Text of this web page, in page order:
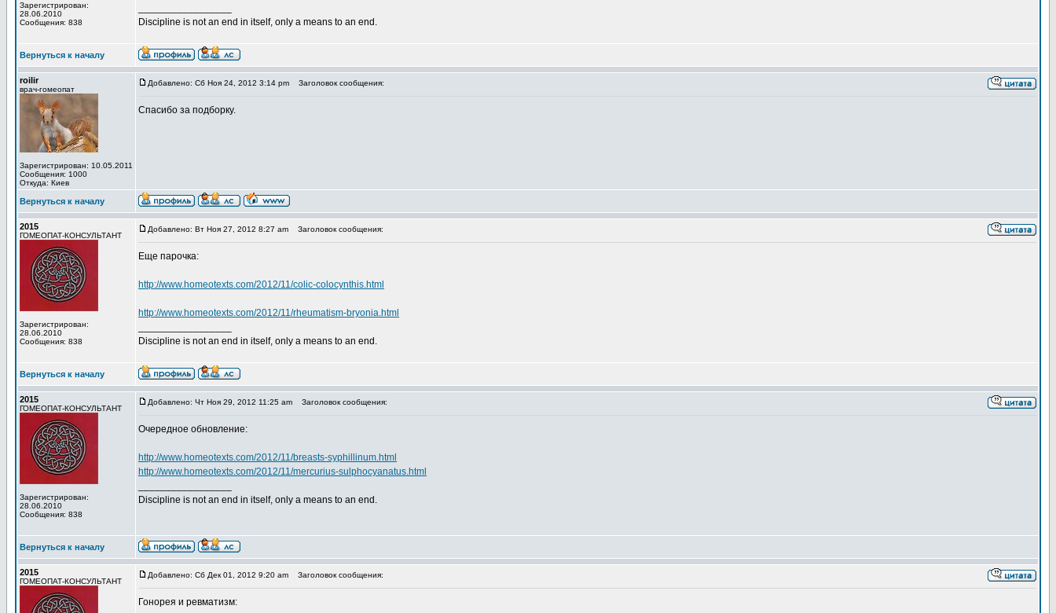
Зарегистрирован:
28.06.2010
Сообщения: 838
Discipline is not an end in itself, only a means to an end.
Вернуться к началу
roilir
врач-гомеопат
Зарегистрирован: 10.05.2011
Сообщения: 1000
Откуда: Киев
Добавлено: Сб Ноя 24, 2012 3:14 pm Заголовок сообщения:
Спасибо за подборку.
Вернуться к началу
2015
ГОМЕОПАТ-КОНСУЛЬТАНТ
Зарегистрирован:
28.06.2010
Сообщения: 838
Добавлено: Вт Ноя 27, 2012 8:27 am Заголовок сообщения:
Еще парочка:
http://www.homeotexts.com/2012/11/colic-colocynthis.html
http://www.homeotexts.com/2012/11/rheumatism-bryonia.html
Discipline is not an end in itself, only a means to an end.
Вернуться к началу
2015
ГОМЕОПАТ-КОНСУЛЬТАНТ
Зарегистрирован:
28.06.2010
Сообщения: 838
Добавлено: Чт Ноя 29, 2012 11:25 am Заголовок сообщения:
Очередное обновление:
http://www.homeotexts.com/2012/11/breasts-syphillinum.html
http://www.homeotexts.com/2012/11/mercurius-sulphocyanatus.html
Discipline is not an end in itself, only a means to an end.
Вернуться к началу
2015
ГОМЕОПАТ-КОНСУЛЬТАНТ
Добавлено: Сб Дек 01, 2012 9:20 am Заголовок сообщения:
Гонорея и ревматизм: